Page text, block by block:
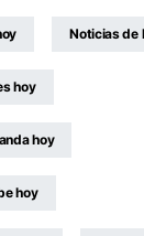
Noticias de
hoy
hoy
hoy